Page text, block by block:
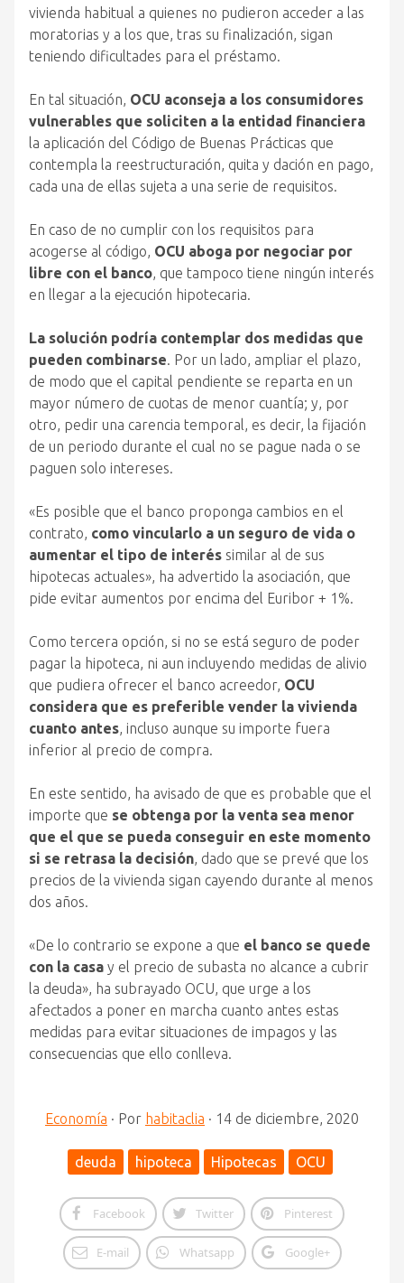
vivienda habitual a quienes no pudieron acceder a las
moratorias y a los que, tras su finalización, sigan
teniendo dificultades para el préstamo.
En tal situación, OCU aconseja a los consumidores
vulnerables que soliciten a la entidad financiera
la aplicación del Código de Buenas Prácticas que
contempla la reestructuración, quita y dación en pago,
cada una de ellas sujeta a una serie de requisitos.
En caso de no cumplir con los requisitos para
acogerse al código, OCU aboga por negociar por
libre con el banco, que tampoco tiene ningún interés
en llegar a la ejecución hipotecaria.
La solución podría contemplar dos medidas que
pueden combinarse. Por un lado, ampliar el plazo,
de modo que el capital pendiente se reparta en un
mayor número de cuotas de menor cuantía; y, por
otro, pedir una carencia temporal, es decir, la fijación
de un periodo durante el cual no se pague nada o se
paguen solo intereses.
«Es posible que el banco proponga cambios en el
contrato, como vincularlo a un seguro de vida o
aumentar el tipo de interés similar al de sus
hipotecas actuales», ha advertido la asociación, que
pide evitar aumentos por encima del Euribor + 1%.
Como tercera opción, si no se está seguro de poder
pagar la hipoteca, ni aun incluyendo medidas de alivio
que pudiera ofrecer el banco acreedor, OCU
considera que es preferible vender la vivienda
cuanto antes, incluso aunque su importe fuera
inferior al precio de compra.
En este sentido, ha avisado de que es probable que el
importe que se obtenga por la venta sea menor
que el que se pueda conseguir en este momento
si se retrasa la decisión, dado que se prevé que los
precios de la vivienda sigan cayendo durante al menos
dos años.
«De lo contrario se expone a que el banco se quede
con la casa y el precio de subasta no alcance a cubrir
la deuda», ha subrayado OCU, que urge a los
afectados a poner en marcha cuanto antes estas
medidas para evitar situaciones de impagos y las
consecuencias que ello conlleva.
Economía · Por habitaclia · 14 de diciembre, 2020
deuda hipoteca Hipotecas OCU
Facebook Twitter Pinterest
E-mail Whatsapp Google+